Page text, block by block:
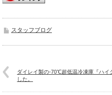
スタッフブログ
ダイレイ製の-70℃超低温冷凍庫『ハイ
した。